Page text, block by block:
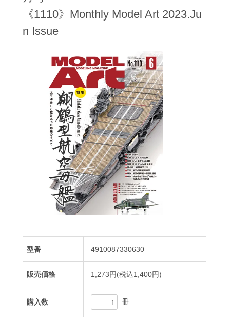
《1110》Monthly Model Art 2023.Ju
n Issue
型番 4910087330630
販売価格 1,273円(税込1,400円)
購入数 冊